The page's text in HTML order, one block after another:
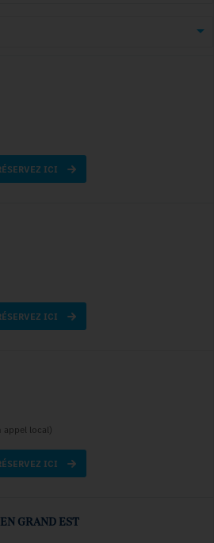
ICI
ICI
appel local)
ICI
GRAND EST